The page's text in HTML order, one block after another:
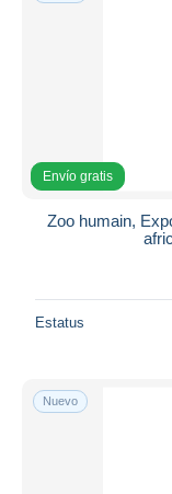
Envío gratis
Zoo humain,
Estatus
Nuevo